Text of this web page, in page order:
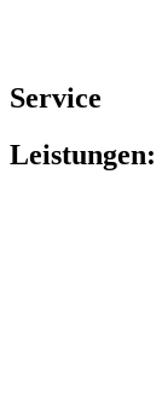
Service
Leistungen: